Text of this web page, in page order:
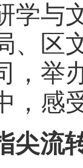
学与
、区
，举
，感
尖流